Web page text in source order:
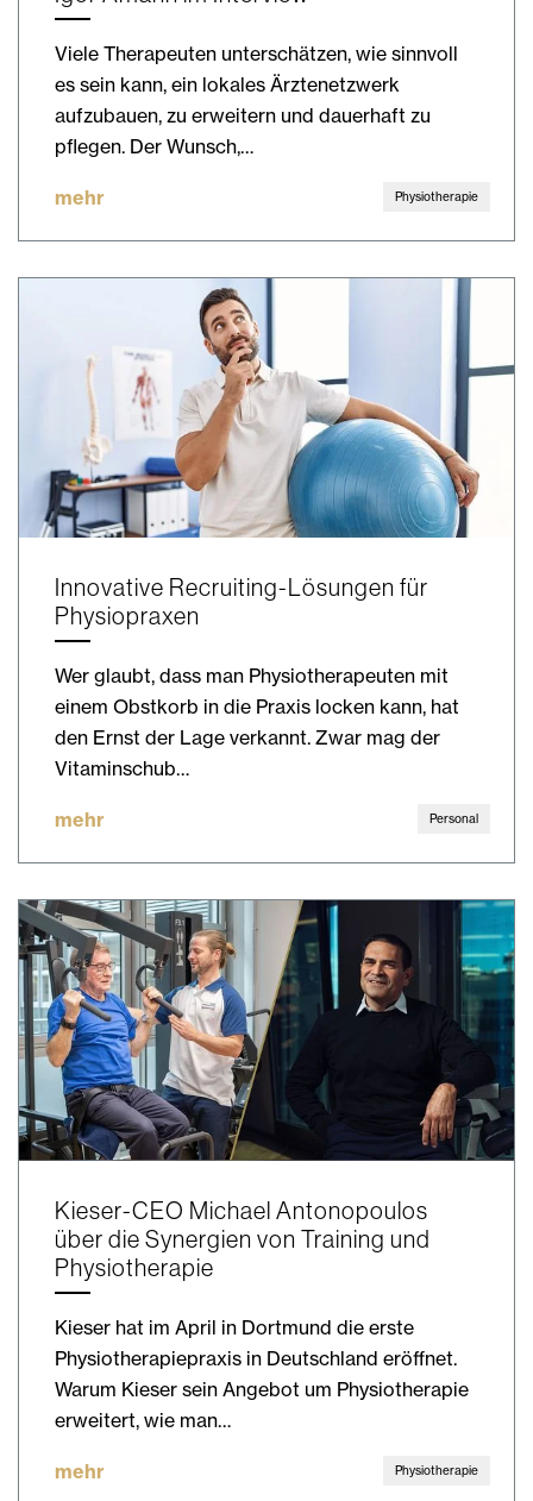
Viele Therapeuten unterschätzen, wie sinnvoll
es sein kann, ein lokales Ärztenetzwerk
aufzubauen, zu erweitern und dauerhaft zu
pflegen. Der Wunsch,…
mehr Physiotherapie
Innovative Recruiting-Lösungen für
Physiopraxen
Wer glaubt, dass man Physiotherapeuten mit
einem Obstkorb in die Praxis locken kann, hat
den Ernst der Lage verkannt. Zwar mag der
Vitaminschub…
mehr Personal
Kieser-CEO Michael Antonopoulos
über die Synergien von Training und
Physiotherapie
Kieser hat im April in Dortmund die erste
Physiotherapiepraxis in Deutschland eröffnet.
Warum Kieser sein Angebot um Physiotherapie
erweitert, wie man…
mehr Physiotherapie